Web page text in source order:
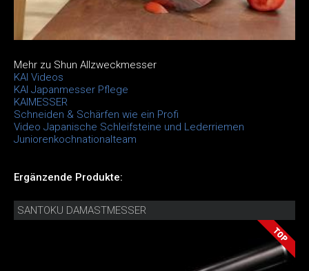
Mehr zu Shun Allzweckmesser
KAI Videos
KAI Japanmesser Pflege
KAIMESSER
Schneiden & Schärfen wie ein Profi
Video Japanische Schleifsteine und Lederriemen
Juniorenkochnationalteam
Ergänzende Produkte:
SANTOKU DAMASTMESSER